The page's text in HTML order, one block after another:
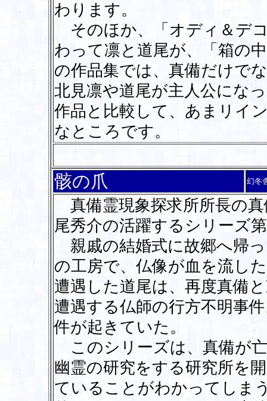
わります。
そのほか、「オディ＆デ
わって凛と道尾が、「箱の
の作品集では、真備だけで
北見凛や道尾が主人公にな
作品と比較して、あまリイ
なところです。
骸の爪 幻冬
真備霊現象探求所所長の
尾秀介の活躍するシリーズ
親戚の結婚式に故郷へ帰
の工房で、仏像が血を流し
遭遇した道尾は、再度真備
遭遇する仏師の行方不明事
件が起きていた。
このシリーズは、真備が
幽霊の研究をする研究所を
ていることがわかってしま